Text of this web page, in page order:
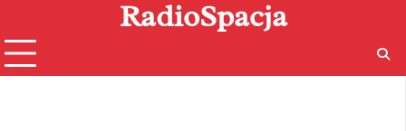
content
RadioSpacja